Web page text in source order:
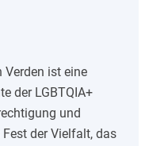
Verden ist eine
der LGBTQIA+
und
der Vielfalt, das